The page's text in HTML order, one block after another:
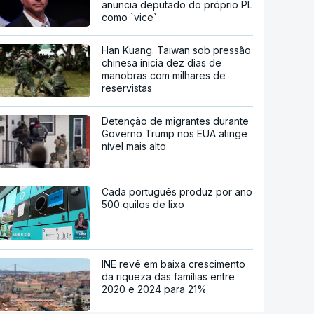
anuncia deputado do próprio PL
como `vice`
Han Kuang. Taiwan sob pressão
chinesa inicia dez dias de
manobras com milhares de
reservistas
Detenção de migrantes durante
Governo Trump nos EUA atinge
nível mais alto
Cada português produz por ano
500 quilos de lixo
INE revê em baixa crescimento
da riqueza das famílias entre
2020 e 2024 para 21%